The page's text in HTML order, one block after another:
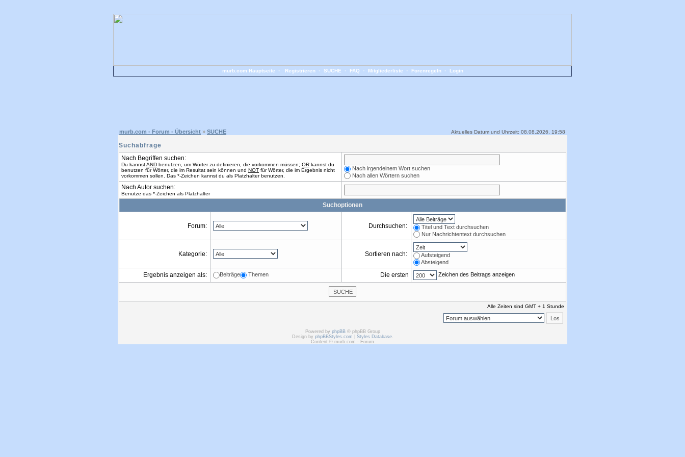
murb.com Hauptseite Registrieren• SUCHE FAQ Mitgliederliste Forenregeln• Login
murb.com - Forum - Übersicht » SUCHE Aktuelles Datum und Uhrzeit: 08.08.2026, 19:58
Suchabfrage
Nach Begriffen suchen:
Du kannstAND benutzen, um Wörter zu definieren, die vorkommen müssen; OR kannst du
benutzen für Wörter, die im Resultat sein können und NOT für Wörter, die im Ergebnis nicht
vorkommen sollen. Das *-Zeichen kannst du als Platzhalter benutzen.
Nach irgendeinem Wort suchen
Nach allen Wörtern suchen
Nach Autor suchen:
Benutze das *-Zeichen als Platzhalter
Suchoptionen
Forum: Durchsuchen:
Titel und Text durchsuchen
Nur Nachrichtentext durchsuchen
Kategorie: Sortieren nach:
Aufsteigend
Absteigend
Ergebnis anzeigen als: Beiträge Themen Die ersten Zeichen des Beitrags anzeigen
Alle Zeiten sind GMT + 1 Stunde
Powered by phpBB© phpBB Group
Design by phpBBStyles.com Styles Database.
Content © murb.com - Forum